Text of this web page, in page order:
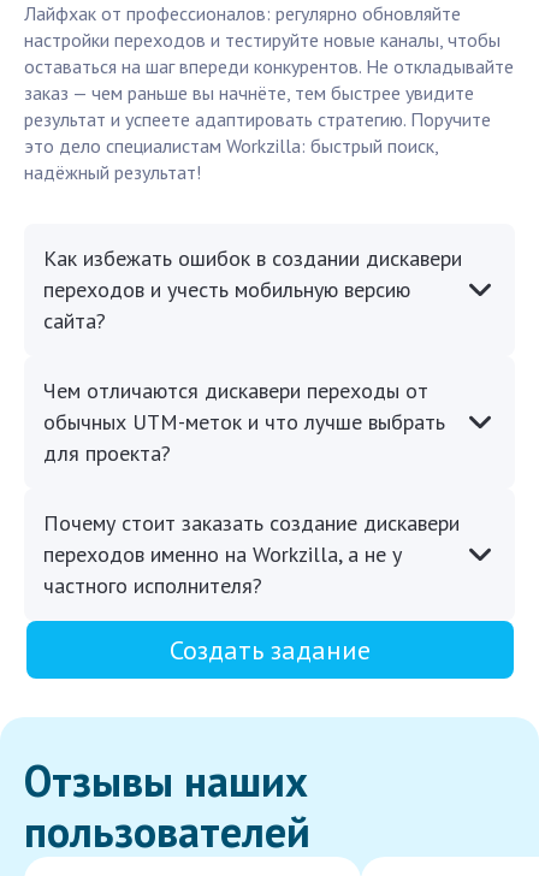
Лайфхак от профессионалов: регулярно обновляйте
настройки переходов и тестируйте новые каналы, чтобы
оставаться на шаг впереди конкурентов. Не откладывайте
заказ — чем раньше вы начнёте, тем быстрее увидите
результат и успеете адаптировать стратегию. Поручите
это дело специалистам Workzilla: быстрый поиск,
надёжный результат!
Как избежать ошибок в создании дискавери
переходов и учесть мобильную версию
сайта?
Чем отличаются дискавери переходы от
обычных UTM-меток и что лучше выбрать
для проекта?
Почему стоит заказать создание дискавери
переходов именно на Workzilla, а не у
частного исполнителя?
Создать задание
Отзывы наших
пользователей